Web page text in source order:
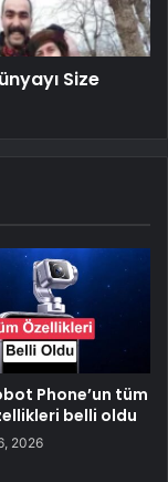
Size
Phone’un tüm
belli oldu
2026